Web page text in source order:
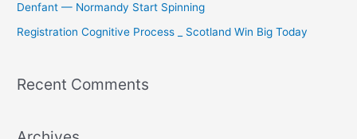
Denfant — Normandy Start Spinning
Registration Cognitive Process _ Scotland Win Big Today
Recent Comments